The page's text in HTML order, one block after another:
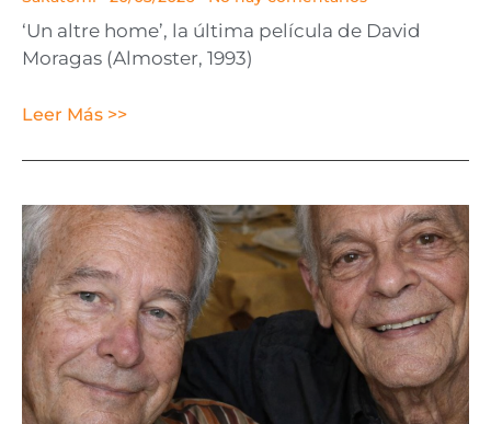
‘Un altre home’, la última película de David
Moragas (Almoster, 1993)
Leer Más >>